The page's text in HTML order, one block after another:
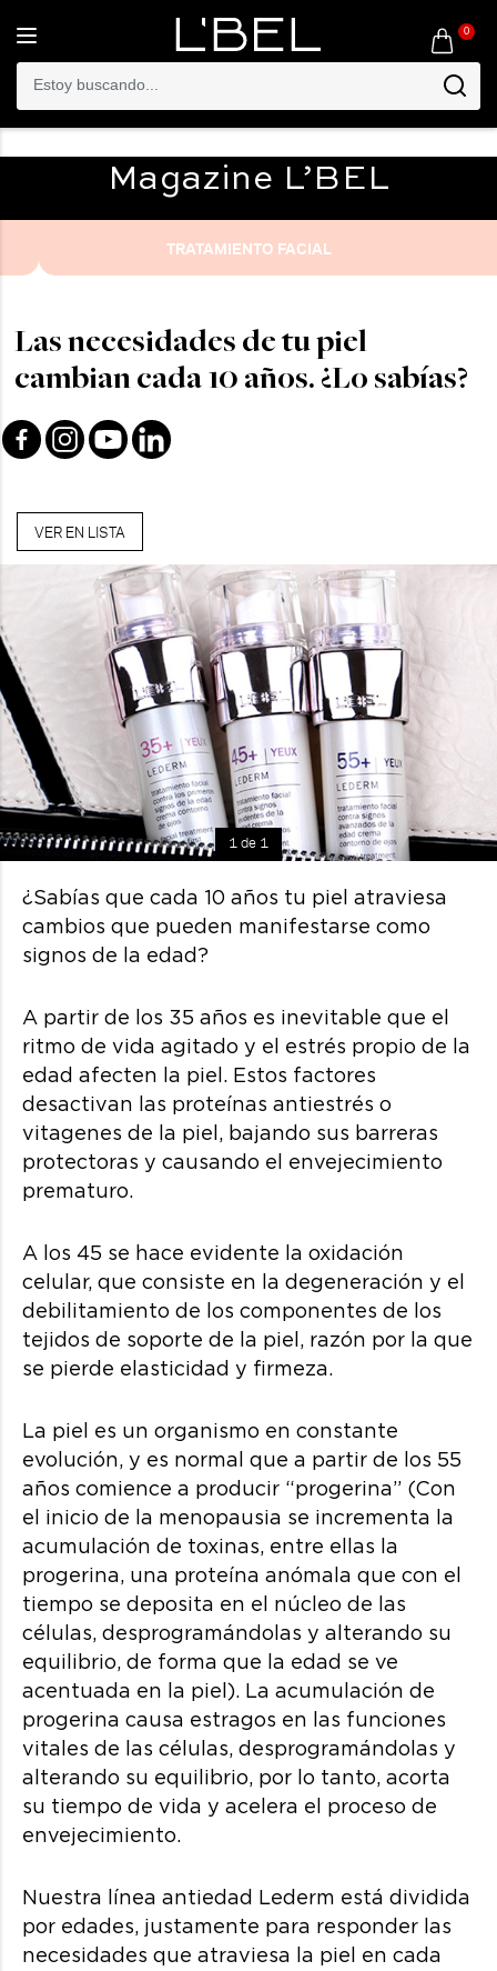
0
Magazine L’BEL
TRATAMIENTO FACIAL
Las necesidades de tu piel
cambian cada 10 años. ¿Lo sabías?
VER EN LISTA
1 de 1
¿Sabías que cada 10 años tu piel atraviesa
cambios que pueden manifestarse como
signos de la edad?
A partir de los 35 años es inevitable que el
ritmo de vida agitado y el estrés propio de la
edad afecten la piel. Estos factores
desactivan las proteínas antiestrés o
vitagenes de la piel, bajando sus barreras
protectoras y causando el envejecimiento
prematuro.
A los 45 se hace evidente la oxidación
celular, que consiste en la degeneración y el
debilitamiento de los componentes de los
tejidos de soporte de la piel, razón por la que
se pierde elasticidad y firmeza.
La piel es un organismo en constante
evolución, y es normal que a partir de los 55
años comience a producir “progerina” (Con
el inicio de la menopausia se incrementa la
acumulación de toxinas, entre ellas la
progerina, una proteína anómala que con el
tiempo se deposita en el núcleo de las
células, desprogramándolas y alterando su
equilibrio, de forma que la edad se ve
acentuada en la piel). La acumulación de
progerina causa estragos en las funciones
vitales de las células, desprogramándolas y
alterando su equilibrio, por lo tanto, acorta
su tiempo de vida y acelera el proceso de
envejecimiento.
Nuestra línea antiedad Lederm está dividida
por edades, justamente para responder las
necesidades que atraviesa la piel en cada